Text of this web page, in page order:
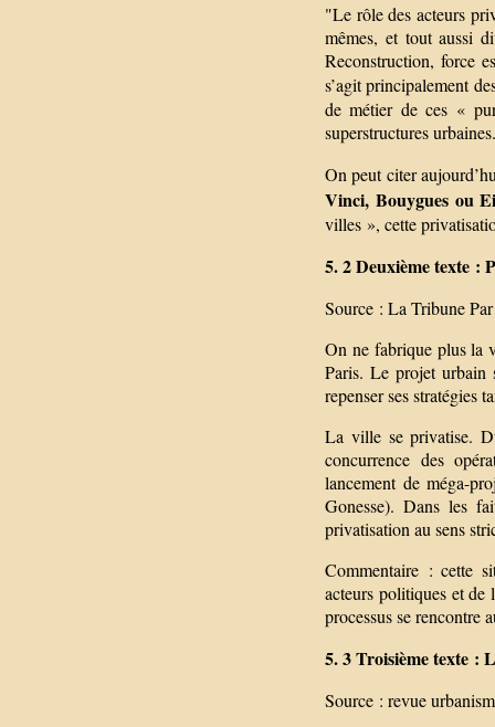
"Le rôle des acteurs
mêmes, et tout aussi
Reconstruction, force
s’agit principalement
de métier de ces «
superstructures urbaines.
On peut citer
Vinci, Bouygues ou
villes », cette
5. 2 Deuxième texte :
Source : La Tribune
On ne fabrique plus la
Paris. Le projet urbain
repenser ses stratégies
La ville se privatise.
concurrence des
lancement de méga-
Gonesse). Dans les
privatisation au sens
Commentaire : cette
acteurs politiques et de
processus se rencontre
5. 3 Troisième texte :
Source : revue